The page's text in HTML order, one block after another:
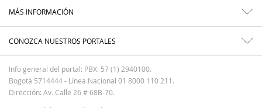
MÁS INFORMACIÓN
CONOZCA NUESTROS PORTALES
Info general del portal: PBX: 57 (1) 2940100.
Bogotá 5714444 - Línea Nacional 01 8000 110 211.
Dirección: Av. Calle 26 # 68B-70.